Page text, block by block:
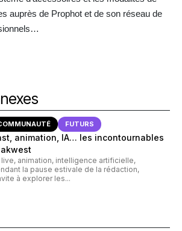
auprès de Prophot et de son réseau de
FUTURS
animation, IA… les incontournables
animation, intelligence artificielle,
la pause estivale de la rédaction,
à explorer les...